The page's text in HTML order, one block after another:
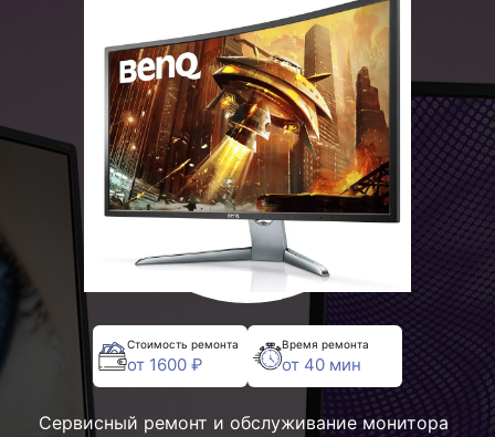
Стоимость ремонта
от 1600 ₽
Время ремонта
от 40 мин
Сервисный ремонт и обслуживание монитора